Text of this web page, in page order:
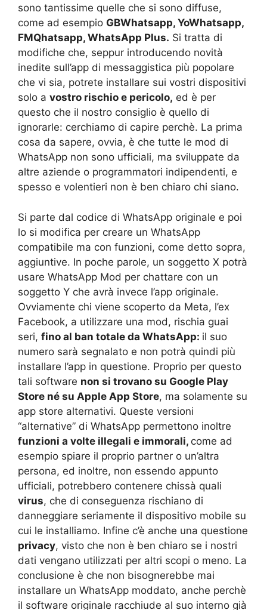
sono tantissime quelle che si sono diffuse,
come ad esempio GBWhatsapp, YoWhatsapp,
FMQhatsapp, WhatsApp Plus. Si tratta di
modifiche che, seppur introducendo novità
inedite sull’app di messaggistica più popolare
che vi sia, potrete installare sui vostri dispositivi
solo a vostro rischio e pericolo, ed è per
questo che il nostro consiglio è quello di
ignorarle: cerchiamo di capire perchè. La prima
cosa da sapere, ovvia, è che tutte le mod di
WhatsApp non sono ufficiali, ma sviluppate da
altre aziende o programmatori indipendenti, e
spesso e volentieri non è ben chiaro chi siano.
Si parte dal codice di WhatsApp originale e poi
lo si modifica per creare un WhatsApp
compatibile ma con funzioni, come detto sopra,
aggiuntive. In poche parole, un soggetto X potrà
usare WhatsApp Mod per chattare con un
soggetto Y che avrà invece l’app originale.
Ovviamente chi viene scoperto da Meta, l’ex
Facebook, a utilizzare una mod, rischia guai
seri, fino al ban totale da WhatsApp: il suo
numero sarà segnalato e non potrà quindi più
installare l’app in questione. Proprio per questo
tali software non si trovano su Google Play
Store né su Apple App Store, ma solamente su
app store alternativi. Queste versioni
“alternative” di WhatsApp permettono inoltre
funzioni a volte illegali e immorali, come ad
esempio spiare il proprio partner o un’altra
persona, ed inoltre, non essendo appunto
ufficiali, potrebbero contenere chissà quali
virus, che di conseguenza rischiano di
danneggiare seriamente il dispositivo mobile su
cui le installiamo. Infine c’è anche una questione
privacy, visto che non è ben chiaro se i nostri
dati vengano utilizzati per altri scopi o meno. La
conclusione è che non bisognerebbe mai
installare un WhatsApp moddato, anche perchè
il software originale racchiude al suo interno già